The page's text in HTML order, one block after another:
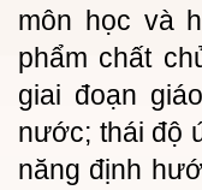
môn học và
phẩm chất
giai đoạn
nước; thái độ
năng định